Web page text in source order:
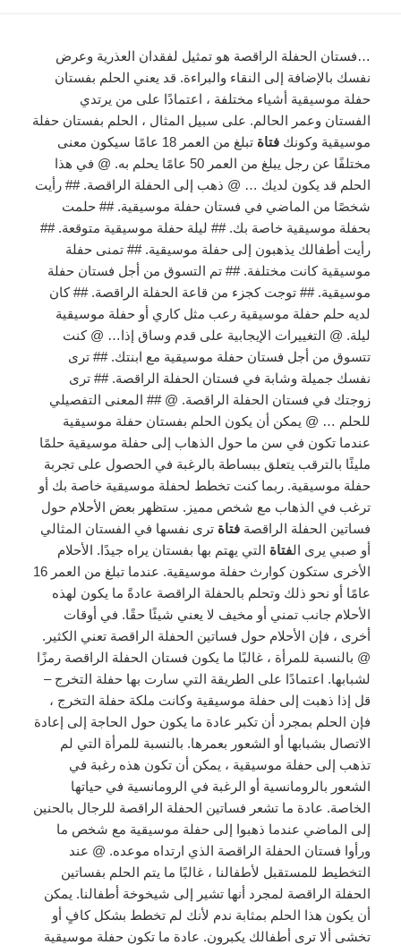
…فستان الحفلة الراقصة هو تمثيل لفقدان العذرية وعرض
نفسك بالإضافة إلى النقاء والبراءة. قد يعني الحلم بفستان
حفلة موسيقية أشياء مختلفة ، اعتمادًا على من يرتدي
الفستان وعمر الحالم. على سبيل المثال ، الحلم بفستان حفلة
موسيقية وكونكفتاة
تبلغ من العمر 18 عامًا سيكون معنى
مختلفًا عن رجل يبلغ من العمر 50 عامًا يحلم به. @ في هذا
الحلم قد يكون لديك … @ ذهب إلى الحفلة الراقصة. ## رأيت
شخصًا من الماضي في فستان حفلة موسيقية. ## حلمت
بحفلة موسيقية خاصة بك. ## ليلة حفلة موسيقية متوقعة. ##
رأيت أطفالك يذهبون إلى حفلة موسيقية. ## تمنى حفلة
موسيقية كانت مختلفة. ## تم التسوق من أجل فستان حفلة
موسيقية. ## توجت كجزء من قاعة الحفلة الراقصة. ## كان
لديه حلم حفلة موسيقية رعب مثل كاري أو حفلة موسيقية
ليلة. @ التغييرات الإيجابية على قدم وساق إذا… @ كنت
تتسوق من أجل فستان حفلة موسيقية مع ابنتك. ## ترى
نفسك جميلة وشابة في فستان الحفلة الراقصة. ## ترى
زوجتك في فستان الحفلة الراقصة. @ ## المعنى التفصيلي
للحلم … @ يمكن أن يكون الحلم بفستان حفلة موسيقية
عندما تكون في سن ما حول الذهاب إلى حفلة موسيقية حلمًا
مليئًا بالترقب يتعلق ببساطة بالرغبة في الحصول على تجربة
حفلة موسيقية. ربما كنت تخطط لحفلة موسيقية خاصة بك أو
ترغب في الذهاب مع شخص مميز. ستظهر بعض الأحلام حول
فساتين الحفلة الراقصةفتاة ترى نفسها في الفستان المثالي
أو صبي يرى الفتاة التي يهتم بها بفستان يراه جيدًا. الأحلام
الأخرى ستكون كوارث حفلة موسيقية. عندما تبلغ من العمر 16
عامًا أو نحو ذلك وتحلم بالحفلة الراقصة عادةً ما يكون لهذه
الأحلام جانب تمني أو مخيف لا يعني شيئًا حقًا. في أوقات
أخرى ، فإن الأحلام حول فساتين الحفلة الراقصة تعني الكثير.
@ بالنسبة للمرأة ، غالبًا ما يكون فستان الحفلة الراقصة رمزًا
لشبابها. اعتمادًا على الطريقة التي سارت بها حفلة التخرج –
قل إذا ذهبت إلى حفلة موسيقية وكانت ملكة حفلة التخرج ،
فإن الحلم بمجرد أن تكبر عادة ما يكون حول الحاجة إلى إعادة
الاتصال بشبابها أو الشعور بعمرها. بالنسبة للمرأة التي لم
تذهب إلى حفلة موسيقية ، يمكن أن تكون هذه رغبة في
الشعور بالرومانسية أو الرغبة في الرومانسية في حياتها
الخاصة. عادة ما تشعر فساتين الحفلة الراقصة للرجال بالحنين
إلى الماضي عندما ذهبوا إلى حفلة موسيقية مع شخص ما
ورأوا فستان الحفلة الراقصة الذي ارتداه موعده. @ عند
التخطيط للمستقبل لأطفالنا ، غالبًا ما يتم الحلم بفساتين
الحفلة الراقصة لمجرد أنها تشير إلى شيخوخة أطفالنا. يمكن
أن يكون هذا الحلم بمثابة ندم لأنك لم تخطط بشكل كافٍ أو
تخشى ألا ترى أطفالك يكبرون. عادة ما تكون حفلة موسيقية